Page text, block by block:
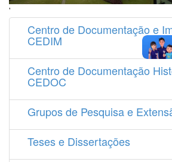
'
Centro de Documentação e
CEDIM
Centro de Documentação
CEDOC
Grupos de Pesquisa e
Teses e Dissertações